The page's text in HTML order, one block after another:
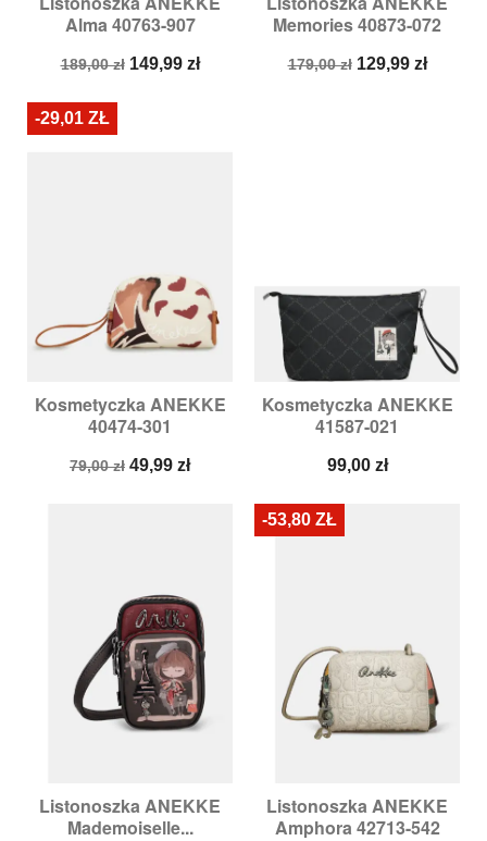
Alma 40763-907
Cena
189,00 zł Cena
149,99 zł
Memories 40873-072
Cena
179,00 zł Cena
129,99 zł
Kosmetyczka ANEKKE
40474-301
Cena
79,00 zł Cena
49,99 zł
-29,01 ZŁ
Kosmetyczka ANEKKE
41587-021
Cena
99,00 zł
Listonoszka ANEKKE
Mademoiselle...
Listonoszka ANEKKE
Amphora 42713-542
-53,80 ZŁ